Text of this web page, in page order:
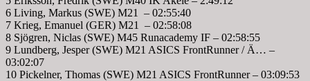
6 Living, Markus (SWE) M21 – 02:55:40
7 Krieg, Emanuel (GER) M21 – 02:58:08
8 Sjögren, Niclas (SWE) M45 Runacademy IF – 02:58:55
9 Lundberg, Jesper (SWE) M21 ASICS FrontRunner / Ä… –
03:02:07
10 Pickelner, Thomas (SWE) M21 ASICS FrontRunner – 03:09:53